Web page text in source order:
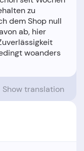
zu
dem Shop null
ab, hier
woanders
Show translation